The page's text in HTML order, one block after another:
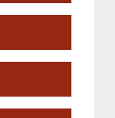
。
命学（四